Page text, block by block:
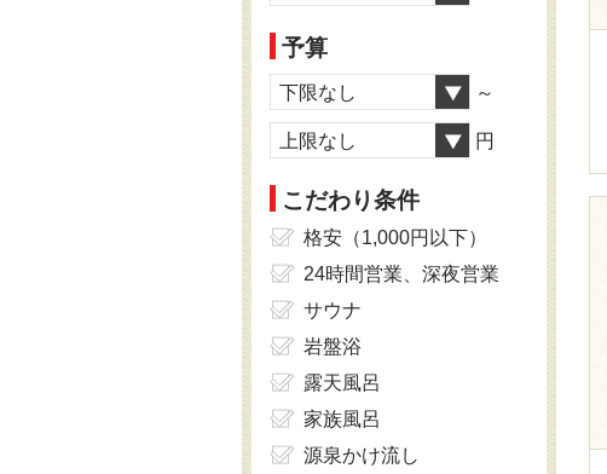
予算
下限なし ～
上限なし 円
こだわり条件
格安（1,000円以下）
24時間営業、深夜営業
サウナ
岩盤浴
露天風呂
家族風呂
源泉かけ流し